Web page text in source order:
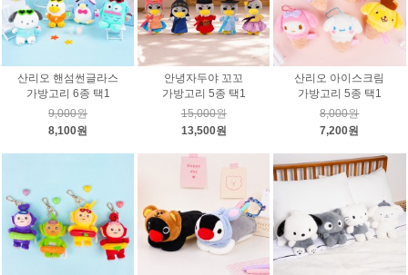
산리오 핸섬썬글라스
가방고리 6종 택1
9,000원
8,100원
안녕자두야 꼬꼬
가방고리 5종 택1
15,000원
13,500원
산리오 아이스크림
가방고리 5종 택1
8,000원
7,200원